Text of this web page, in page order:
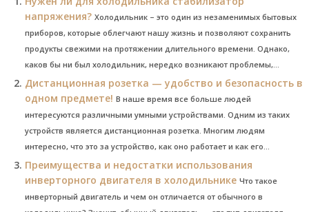
напряжения? Холодильник – это один из незаменимых бытовых
приборов, которые облегчают нашу жизнь и позволяют сохранить
продукты свежими на протяжении длительного времени. Однако,
каков бы ни был холодильник, нередко возникают проблемы,...
Дистанционная розетка — удобство и безопасность в
одном предмете! В наше время все больше людей
интересуются различными умными устройствами. Одним из таких
устройств является дистанционная розетка. Многим людям
интересно, что это за устройство, как оно работает и как его...
Преимущества и недостатки использования
инверторного двигателя в холодильнике Что такое
инверторный двигатель и чем он отличается от обычного в